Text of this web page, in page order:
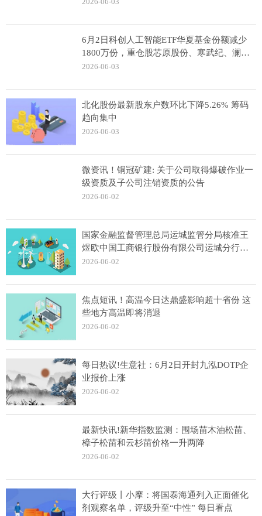
6月2日科创人工智能ETF华夏基金份额减少
1800万份，重仓股芯原股份、寒武纪、澜起
科技
2026-06-03
北化股份最新股东户数环比下降5.26% 筹码
趋向集中
2026-06-03
微资讯！铜冠矿建: 关于公司取得爆破作业一
级资质及子公司注销资质的公告
2026-06-02
国家金融监督管理总局运城监管分局核准王
煜欧中国工商银行股份有限公司运城分行行
长助理任职资格
2026-06-02
焦点短讯！高温今日达鼎盛影响超十省份 这
些地方高温即将消退
2026-06-02
每日热议!生意社：6月2日开封九泓DOTP企
业报价上涨
2026-06-02
最新快讯!新华指数监测：围场苗木油松苗、
樟子松苗和云杉苗价格一升两降
2026-06-02
大行评级丨小摩：将国泰海通列入正面催化
剂观察名单，评级升至“中性” 每日看点